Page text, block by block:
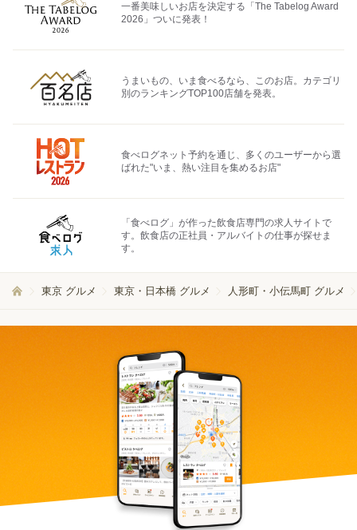
一番美味しいお店を決定する「The Tabelog Award
2026」ついに発表！
うまいもの、いま食べるなら、このお店。カテゴリ
別のランキングTOP100店舗を発表。
食べログネット予約を通じ、多くのユーザーから選
ばれた"いま、熱い注目を集めるお店"
「食べログ」が作った飲食店専門の求人サイトで
す。飲食店の正社員・アルバイトの仕事が探せま
す。
東京 グルメ 東京・日本橋 グルメ 人形町・小伝馬町 グルメ